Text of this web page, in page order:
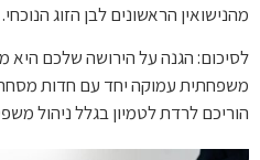
מהנישואין הראשונים לבן הזוג הנוכחי.
לסיכום: הגנה על הירושה שלכם
משפחתית עמוקה יחד עם חדות
הוריכם לרדת לטמיון בגלל ניהול